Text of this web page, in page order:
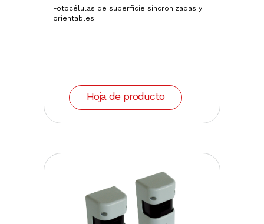
Fotocélulas de superficie sincronizadas y
orientables
Hoja de producto